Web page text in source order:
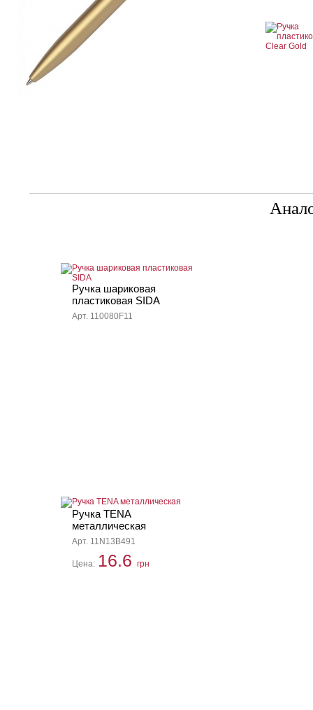
Ручка шариковая
пластиковая SIDA
Арт. 110080F11
Ручка TENA
металлическая
Арт. 11N13B491
Цена: 16.6 грн